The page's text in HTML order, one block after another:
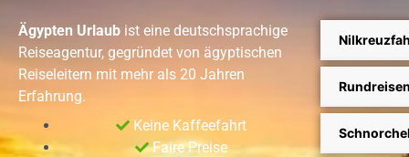
Ägypten Urlaub ist eine deutschsprachige
Reiseagentur, gegründet von ägyptischen
Reiseleitern mit mehr als 20 Jahren
Erfahrung.
Keine Kaffeefahrt
Faire Preise